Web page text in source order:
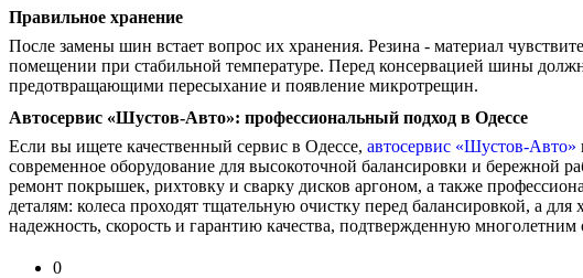
Правильное хранение
После замены шин встает вопрос их хранения. Резина - материал
помещении при стабильной температуре. Перед консервацией шины
предотвращающими пересыхание и появление микротрещин.
Автосервис «Шустов-Авто»: профессиональный подход в Одессе
Если вы ищете качественный сервис в Одессе, автосервис «Шустов-Авто»
современное оборудование для высокоточной балансировки и
ремонт покрышек, рихтовку и сварку дисков аргоном, а также
деталям: колеса проходят тщательную очистку перед балансировкой, а
надежность, скорость и гарантию качества, подтвержденную
0